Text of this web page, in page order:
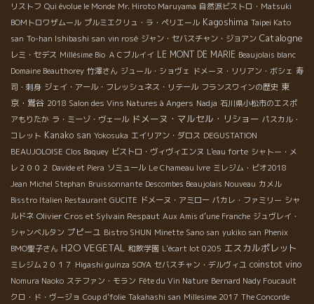
リストフ Qui évolue le Monde Mr. Hiroto Maruyama 自然派ビストロ・Matsuki
BOMトロワザムール プルミエクリュ・ラ・ペリエール Kagoshima Taipei Kato
san To-han Ishibashi san vin rosé ジャン・セバスチャン・ジョアン Catalogne
レミ・セデス Millésime Bio ＡＣブルイイ LE MONT DE MARIE Beaujolais blanc
Domaine Beauthorey 竹澤さん ジュール・ショヴェ ドメーヌ・リリアン・ボシェ 寿
司・刺身 ジェイ・アール・フレッシュネス・リテール フランスワインの歴史 東
京・鴬谷 2018 Salon des Vins Natures à Angers Nadja 石川県小松市のエスポ
アもりたか ラ・ミーゾ・ヴェール ドメーヌ・マルセル・リショー パスカル・
コレット Kanako san Yokosuka エイリアン・ダロス DEGUSTATION
BEAUJOLOISE Clos Baquey ビストロ・ヴィヴィエンヌ L'eau forte シャトー・メ
レ２００２ Davide et Piera ソミュール Le Chameau Ivre ミレジム・ビオ2018
Jean Michel Stephan Bruissonnante Descombes Beaujolais Nouveau カメル
Bisstro Italien Restaurant GUCITE ドメーヌ・アミロー パカレ・ファミリー シャ
ルドネ Olivier Cros et Sylvain Respaut Aux Amis d’une Franche ジュヴレイ・
シャンベルタン プピーユ Bistro SHUN Minette Sano san yukiko san Phenix
BMO聖子さん H2O VEGETAL 和飲学園 L'écart lot 0205 エスカルポレット
ミレジム２０１７ Higashi guinza SOYA セバスチャン・デルヴィユ coinstot vino
Nomura Naoko ステファン・モラン Fête du Vin Nature Bernard Nady Foucault
クロ・ド・ヴージョ Coup d'folie Takahashi san Millesime 2017 The Concorde